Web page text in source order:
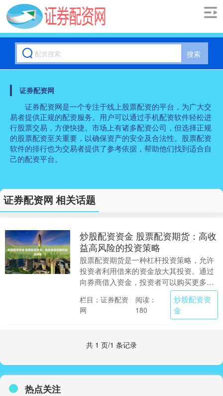
搜索
证券配资网
证券配资网是一个专注于线上股票配资的平台，为广大交
易者提供正规的配资服务。用户可以通过手机配资软件轻松进
行股票交易，方便快捷。市场上有诸多配资公司，但选择正规
的股票配资至关重要，以确保资产的安全及合法性。股票配资
软件的排行也为交易者提供了参考依据，帮助他们找到适合自
己的配资平台。
证券配资网 相关话题
炒股配资资金 股票配资期货：高收
益高风险的投资策略
股票配资期货是一种杠杆投资策略，允许
投资者利用借来的资金放大其投资。通过
向券商借入资金，投资者可以购买更多期
货合约，从而增加潜在收益。 恒信配资是
国内领先的股票....
栏目：证券配资
网
阅读：
180
炒股配资资
金
共 1 页/1 条记录
热点关注